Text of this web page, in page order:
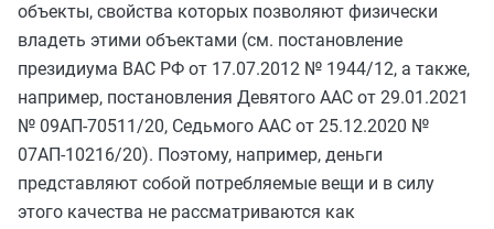
объекты, свойства которых позволяют физически
владеть этими объектами (см. постановление
президиума ВАС РФ от 17.07.2012 № 1944/12, а также,
например, постановления Девятого ААС от 29.01.2021
№ 09АП-70511/20, Седьмого ААС от 25.12.2020 №
07АП-10216/20). Поэтому, например, деньги
представляют собой потребляемые вещи и в силу
этого качества не рассматриваются как